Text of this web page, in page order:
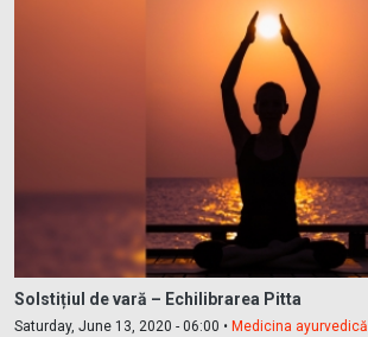
Solstițiul de vară – Echilibrarea Pitta
Saturday, June 13, 2020 - 06:00 • Medicina ayurvedică